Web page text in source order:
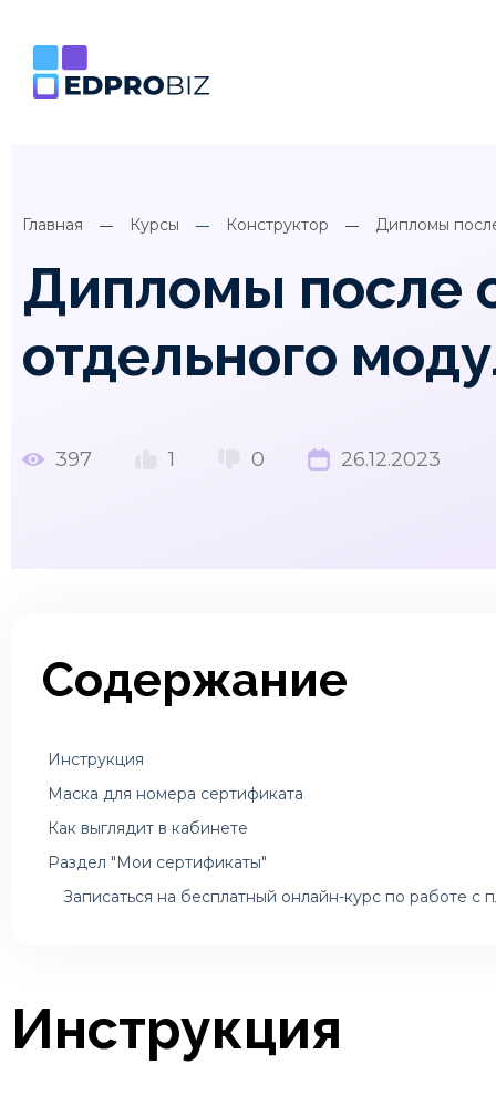
Главная Курсы Конструктор Дипломы
Дипломы после
отдельного
397 1 0 26.12.2023
Содержание
Инструкция
Маска для номера сертификата
Как выглядит в кабинете
Раздел "Мои сертификаты"
Записаться на бесплатный онлайн-курс по работе с
Инструкция